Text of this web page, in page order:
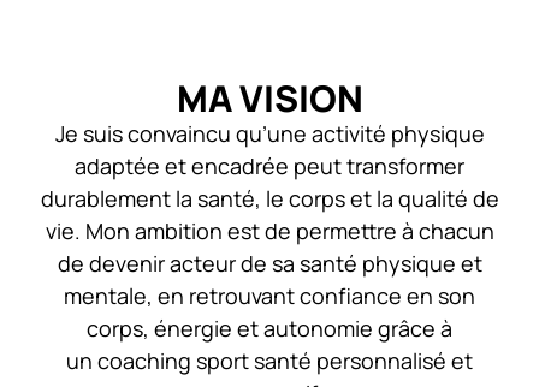
MA VISION
Je suis convaincu qu’une activité physique
adaptée et encadrée peut transformer
durablement la santé, le corps et la qualité de
vie. Mon ambition est de permettre à chacun
de devenir acteur de sa santé physique et
mentale, en retrouvant confiance en son
corps, énergie et autonomie grâce à
un coaching sport santé personnalisé et